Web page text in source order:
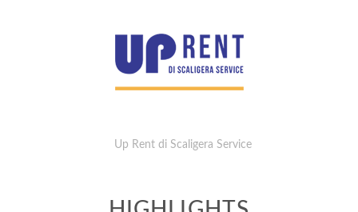
Up Rent di Scaligera Service